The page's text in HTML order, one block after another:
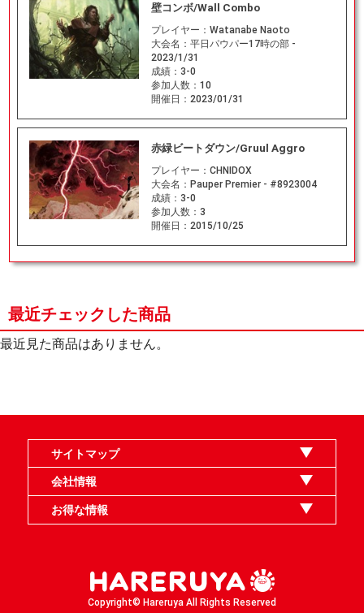
壁コンボ/Wall Combo
プレイヤー： Watanabe Naoto
大会名： 平日パウパー17時の部 -
2023/1/31
成績： 3-0
参加人数： 10
開催日： 2023/01/31
赤緑ビートダウン/Gruul Aggro
プレイヤー： CHNIDOX
大会名： Pauper Premier - #8923004
成績： 3-0
参加人数： 3
開催日： 2015/10/25
最近チェックした商品
最近見た商品はありません。
サイトマップ
オンラインショップ
買取
記事
選手一覧
デッキ検索
デッキ構築
イベント・大会
店舗のご案内
お問い合わせ
ヘルプ
FAQ
会社情報
利用規約
スタッフ募集
特定商取引法表示
個人情報保護指針
企業情報
お得な情報
Copyright© Hareruya All Rights Reserved